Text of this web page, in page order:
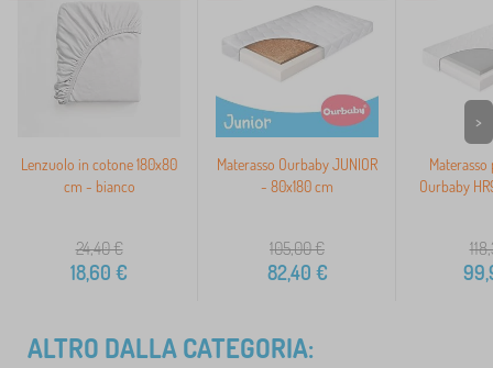
Lenzuolo in cotone 180x80
cm - bianco
24,40€
18,60 €
Materasso Ourbaby JUNIOR
- 80x180 cm
105,00€
82,40 €
Ourbaby
>
ALTRO DALLA CATEGORIA: